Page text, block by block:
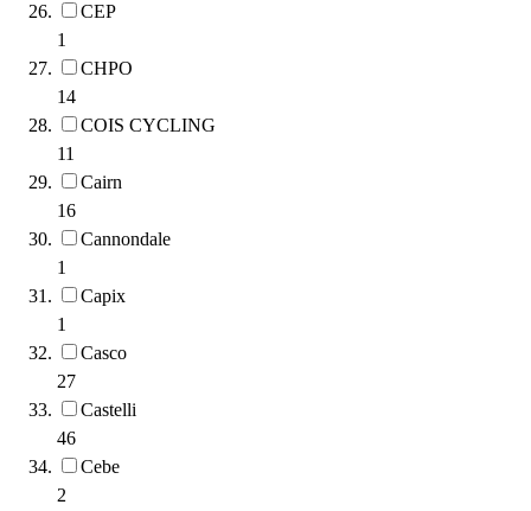
CEP
1
CHPO
14
COIS CYCLING
11
Cairn
16
Cannondale
1
Capix
1
Casco
27
Castelli
46
Cebe
2